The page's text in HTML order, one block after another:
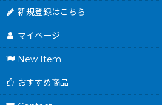
新規登録はこちら
マイページ
New Item
おすすめ商品